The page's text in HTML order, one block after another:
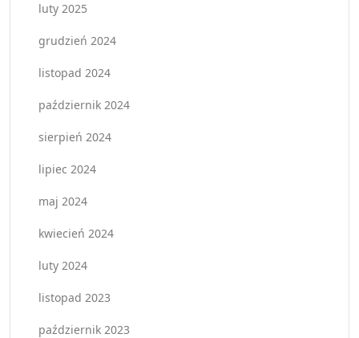
luty 2025
grudzień 2024
listopad 2024
październik 2024
sierpień 2024
lipiec 2024
maj 2024
kwiecień 2024
luty 2024
listopad 2023
październik 2023